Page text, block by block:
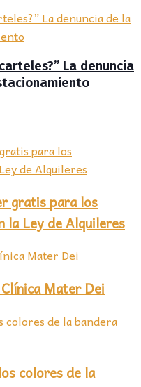
La denuncia
gratis para los
la Ley de Alquileres
Mater Dei
colores de la